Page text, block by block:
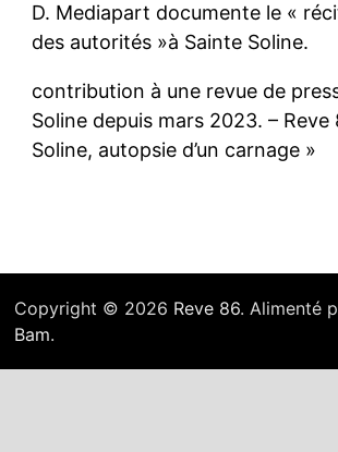
D. Mediapart documente le «
des autorités »à Sainte Soline.
contribution à une revue de
Soline depuis mars 2023. – Reve
Soline, autopsie d’un carnage »
Copyright © 2026 Reve 86. Alimenté
Bam.